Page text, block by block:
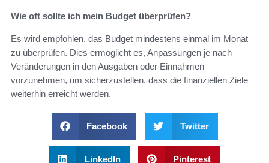
Wie oft sollte ich mein Budget überprüfen?
Es wird empfohlen, das Budget mindestens einmal im Monat
zu überprüfen. Dies ermöglicht es, Anpassungen je nach
Veränderungen in den Ausgaben oder Einnahmen
vorzunehmen, um sicherzustellen, dass die finanziellen Ziele
weiterhin erreicht werden.
Facebook Twitter
LinkedIn Pinterest